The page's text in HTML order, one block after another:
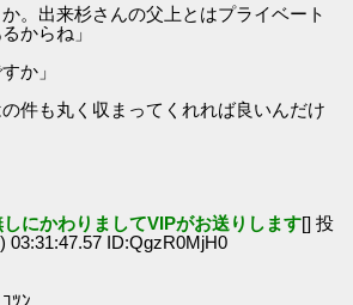
。出来杉さんの父上とはプライベート
からね」
か」
件も丸く収まってくれれば良いんだけ
しにかわりましてVIPがお送りします[] 投
03:31:47.57 ID:QgzR0MjH0
ﾂﾝ